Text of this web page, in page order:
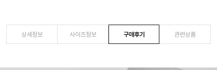
상세정보 사이즈정보 구매후기 관련상품